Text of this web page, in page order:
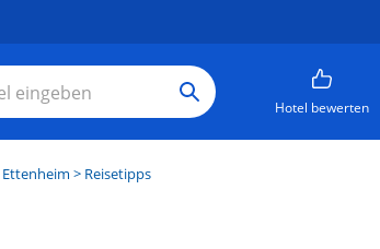
Hotel bewerten
Ettenheim > Reisetipps